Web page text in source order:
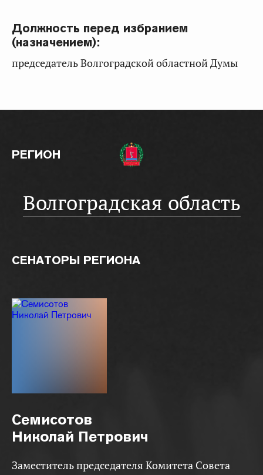
Должность перед избранием
(назначением):
председатель Волгоградской областной Думы
РЕГИОН
Волгоградская область
СЕНАТОРЫ РЕГИОНА
Семисотов
Николай Петрович
Заместитель председателя Комитета Совета